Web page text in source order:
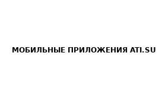
МОБИЛЬНЫЕ ПРИЛОЖЕНИЯ ATI.SU